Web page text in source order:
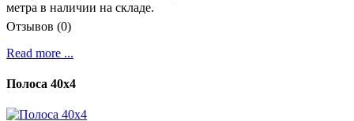
метра в наличии на складе.
Отзывов (0)
Read more ...
Полоса 40х4